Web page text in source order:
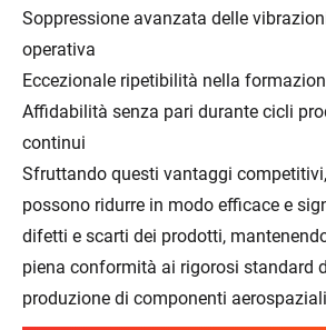
Soppressione avanzata delle
operativa
Eccezionale ripetibilità nella
Affidabilità senza pari durante cicli
continui
Sfruttando questi vantaggi
possono ridurre in modo efficace e
difetti e scarti dei prodotti,
piena conformità ai rigorosi standard
produzione di componenti